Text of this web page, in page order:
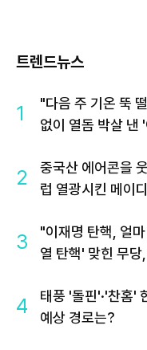
트렌드뉴스
1
"다음 주 기온 뚝
없이 열돔 박살 낸
2
중국산 에어콘을
럽 열광시킨 메이디
3
"이재명 탄핵, 얼
열 탄핵' 맞힌 무
4
태풍 '돌핀'·'찬홈'
예상 경로는?